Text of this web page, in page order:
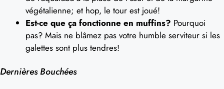
végétalienne; et hop, le tour est joué!
Est-ce que ça fonctionne en muffins? Pourquoi
pas? Mais ne blâmez pas votre humble serviteur si les
galettes sont plus tendres!
Dernières Bouchées